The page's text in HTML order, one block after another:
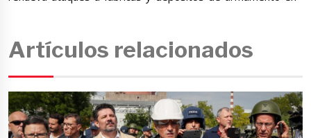
Artículos relacionados